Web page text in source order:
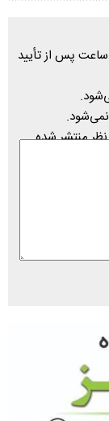
* دیدگاه‌های ارسال شده توسط شما، حداکثر تا ۲۴ ساعت پس از تأیید
نمی‌شود.
منتشر شده